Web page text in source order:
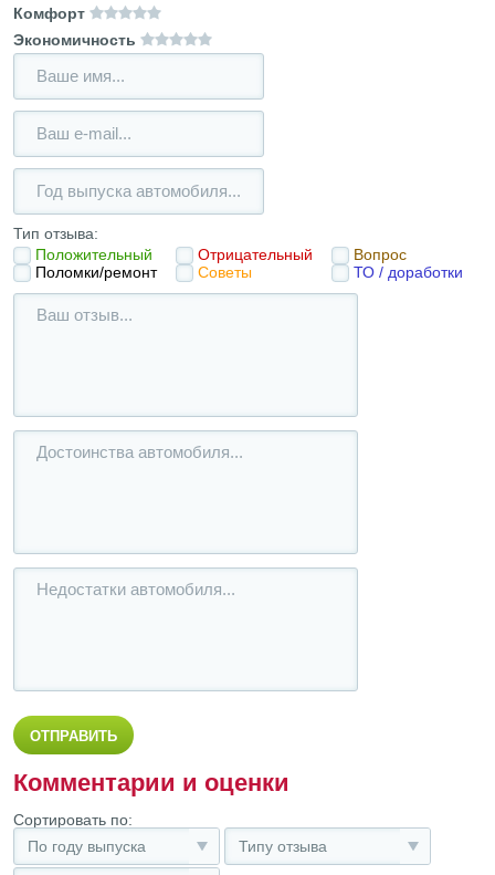
Комфорт
Экономичность
Тип отзыва:
Положительный
Отрицательный
Вопрос
Поломки/ремонт
Советы ТО / доработки
Комментарии и оценки
Сортировать по:
По году выпуска
Типу отзыва